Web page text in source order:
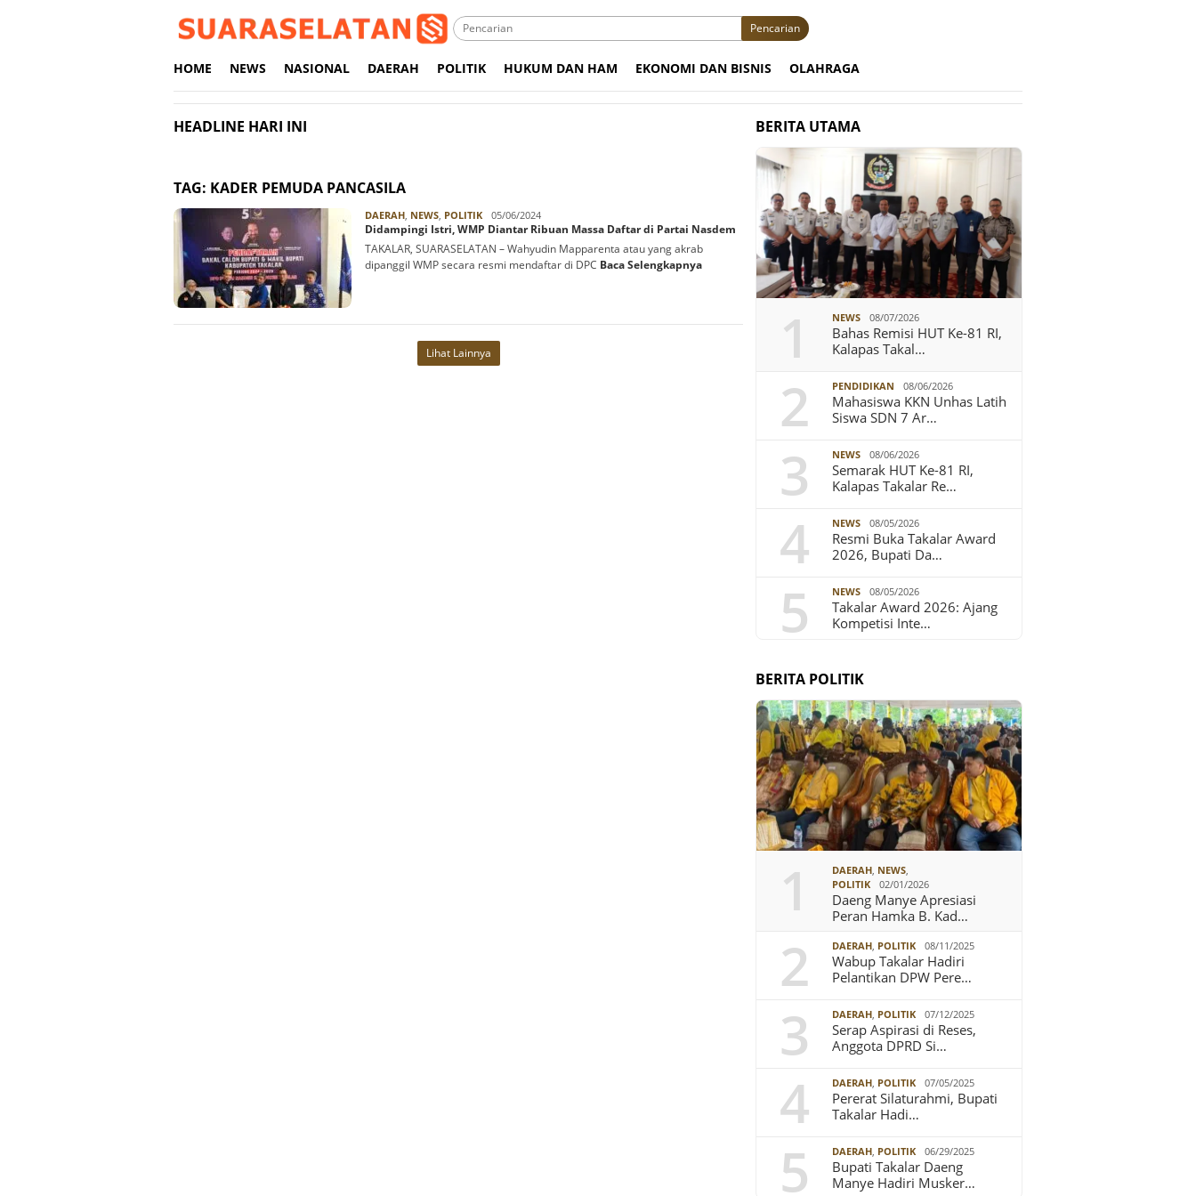
Pencarian
HOME NEWS NASIONAL DAERAH POLITIK HUKUM DAN HAM EKONOMI DAN BISNIS OLAHRAGA
HEADLINE HARI INI
TAG: KADER PEMUDA PANCASILA
DAERAH, NEWS, POLITIKRabbani
05/06/2024
Didampingi Istri, WMP Diantar Ribuan Massa Daftar di Partai Nasdem
TAKALAR, SUARASELATAN – Wahyudin Mapparenta atau yang akrab
dipanggil WMP secara resmi mendaftar di DPC Baca Selengkapnya
Lihat Lainnya
BERITA UTAMA
1 NEWS 08/07/2026
Bahas Remisi HUT Ke-81 RI,
Kalapas Takal…
2 PENDIDIKAN 08/06/2026
Mahasiswa KKN Unhas Latih
Siswa SDN 7 Ar…
3 NEWS 08/06/2026
Semarak HUT Ke-81 RI,
Kalapas Takalar Re…
4 NEWS 08/05/2026
Resmi Buka Takalar Award
2026, Bupati Da…
5 NEWS 08/05/2026
Takalar Award 2026: Ajang
Kompetisi Inte…
BERITA POLITIK
1 DAERAH, NEWS,
POLITIK
02/01/2026
Daeng Manye Apresiasi
Peran Hamka B. Kad…
2 DAERAH, POLITIK 08/11/2025
Wabup Takalar Hadiri
Pelantikan DPW Pere…
3 DAERAH, POLITIK 07/12/2025
Serap Aspirasi di Reses,
Anggota DPRD Si…
4 DAERAH, POLITIK 07/05/2025
Pererat Silaturahmi, Bupati
Takalar Hadi…
5 DAERAH, POLITIK 06/29/2025
Bupati Takalar Daeng
Manye Hadiri Musker…